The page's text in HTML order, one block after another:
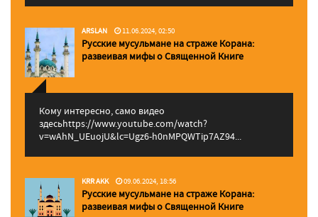
ARSLAN 11.06.2024, 02:50
Русские мусульмане на страже Корана:
pазвеивая мифы о Священной Книге
Кому интересно, само видео
здесьhttps://www.youtube.com/watch?
v=wAhN_UEuojU&lc=Ugz6-h0nMPQWTip7AZ94...
KRR AKK 09.06.2024, 18:56
Русские мусульмане на страже Корана:
pазвеивая мифы о Священной Книге